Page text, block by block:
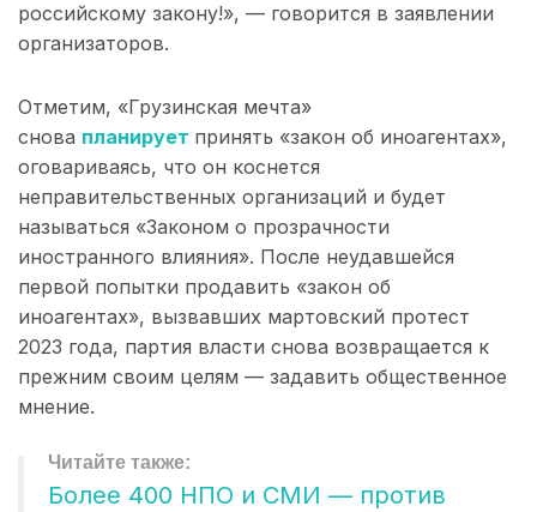
российскому закону!», — говорится в заявлении
организаторов.
Отметим, «Грузинская мечта»
снова планирует принять «закон об иноагентах»,
оговариваясь, что он коснется
неправительственных организаций и будет
называться «Законом о прозрачности
иностранного влияния». После неудавшейся
первой попытки продавить «закон об
иноагентах», вызвавших мартовский протест
2023 года, партия власти снова возвращается к
прежним своим целям — задавить общественное
мнение.
Более 400 НПО и СМИ — против